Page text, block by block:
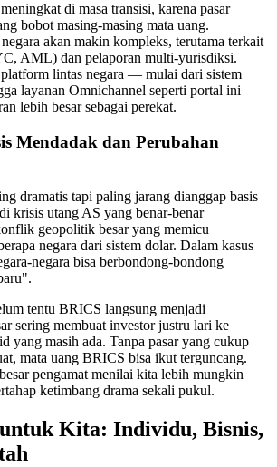
di masa transisi, karena pasar
bobot masing-masing mata uang.
akan makin kompleks, terutama terkait
AML) dan pelaporan multi-yurisdiksi.
lintas negara — mulai dari sistem
layanan Omnichannel seperti portal ini —
lebih besar sebagai perekat.
Mendadak dan Perubahan
dramatis tapi paling jarang dianggap basis
krisis utang AS yang benar-benar
geopolitik besar yang memicu
negara dari sistem dolar. Dalam kasus
negara bisa berbondong-bondong
tentu BRICS langsung menjadi
sering membuat investor justru lari ke
yang masih ada. Tanpa pasar yang cukup
mata uang BRICS bisa ikut terguncang.
pengamat menilai kita lebih mungkin
ketimbang drama sekali pukul.
Kita: Individu, Bisnis,